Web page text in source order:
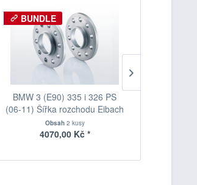
BUNDLE
BMW 3 (E90) 335 i 326 PS
(06-11) Šířka rozchodu Eibach
Pro-Spacer S90-2-20-020
System2 Tloušťka 20mm
Obsah 2 kusy
4070,00 Kč *